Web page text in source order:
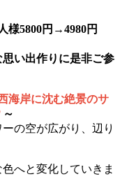
様5800円→4980円
い出作りに是非ご参
海岸に沈む絶景のサ
～
の空が広がり、辺り
へと変化していきま